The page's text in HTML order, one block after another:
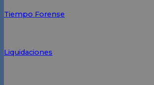
Tiempo Forense
Liquidaciones